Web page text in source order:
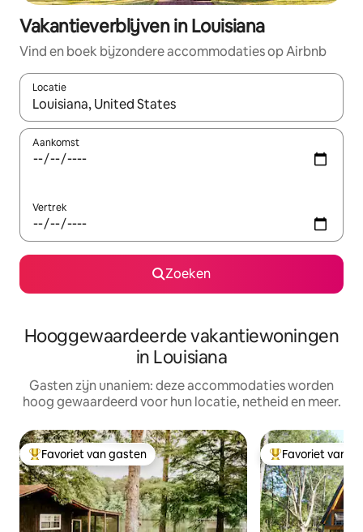
Vakantieverblijven in Louisiana
Vind en boek bijzondere accommodaties op Airbnb
Locatie
Wanneer er resultaten beschikbaar zijn, maak je een keuze
Aankomst
Vertrek
Zoeken
Hooggewaardeerde vakantiewoningen
in Louisiana
Gasten zijn unaniem: deze accommodaties worden
hoog gewaardeerd voor hun locatie, netheid en meer.
Topfavoriet van gasten
Favoriet van gasten Topfavoriet van
Favoriet van